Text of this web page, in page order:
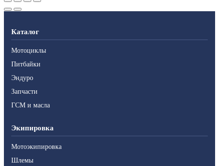
Каталог
Мотоциклы
Питбайки
Эндуро
Запчасти
ГСМ и масла
Экипировка
Мотоэкипировка
Шлемы